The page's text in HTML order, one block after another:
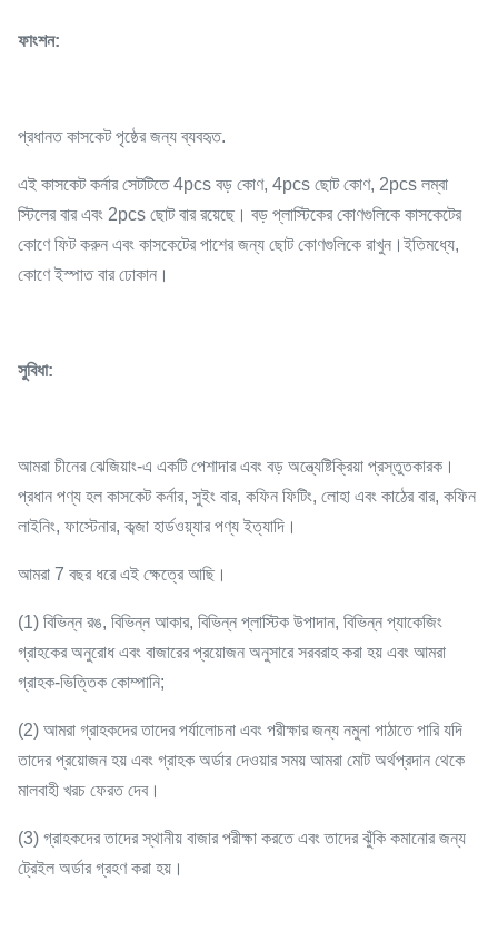
ফাংশন:
প্রধানত কাসকেট পৃষ্ঠের জন্য ব্যবহৃত.
এই কাসকেট কর্নার সেটটিতে 4pcs বড় কোণ, 4pcs ছোট কোণ, 2pcs লম্বা
স্টিলের বার এবং 2pcs ছোট বার রয়েছে। বড় প্লাস্টিকের কোণগুলিকে কাসকেটের
কোণে ফিট করুন এবং কাসকেটের পাশের জন্য ছোট কোণগুলিকে রাখুন।ইতিমধ্যে,
কোণে ইস্পাত বার ঢোকান।
সুবিধা:
আমরা চীনের ঝেজিয়াং-এ একটি পেশাদার এবং বড় অন্ত্যেষ্টিক্রিয়া প্রস্তুতকারক।
প্রধান পণ্য হল কাসকেট কর্নার, সুইং বার, কফিন ফিটিং, লোহা এবং কাঠের বার, কফিন
লাইনিং, ফাস্টেনার, কব্জা হার্ডওয়্যার পণ্য ইত্যাদি।
আমরা 7 বছর ধরে এই ক্ষেত্রে আছি।
(1) বিভিন্ন রঙ, বিভিন্ন আকার, বিভিন্ন প্লাস্টিক উপাদান, বিভিন্ন প্যাকেজিং
গ্রাহকের অনুরোধ এবং বাজারের প্রয়োজন অনুসারে সরবরাহ করা হয় এবং আমরা
গ্রাহক-ভিত্তিক কোম্পানি;
(2) আমরা গ্রাহকদের তাদের পর্যালোচনা এবং পরীক্ষার জন্য নমুনা পাঠাতে পারি যদি
তাদের প্রয়োজন হয় এবং গ্রাহক অর্ডার দেওয়ার সময় আমরা মোট অর্থপ্রদান থেকে
মালবাহী খরচ ফেরত দেব।
(3) গ্রাহকদের তাদের স্থানীয় বাজার পরীক্ষা করতে এবং তাদের ঝুঁকি কমানোর জন্য
ট্রেইল অর্ডার গ্রহণ করা হয়।